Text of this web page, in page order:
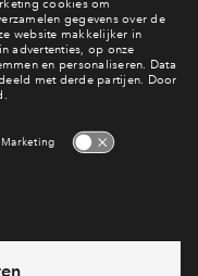
Bel ons op